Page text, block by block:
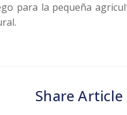
para la pequeña
Share Article